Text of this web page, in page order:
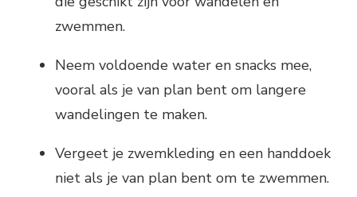
zwemmen.
Neem voldoende water en snacks mee,
vooral als je van plan bent om langere
wandelingen te maken.
Vergeet je zwemkleding en een handdoek
niet als je van plan bent om te zwemmen.